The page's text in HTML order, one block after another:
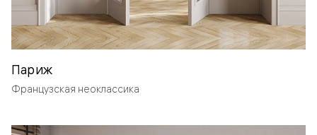
Париж
Французская неоклассика